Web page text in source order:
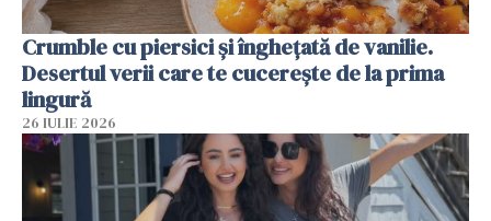
Crumble cu piersici și înghețată de vanilie.
Desertul verii care te cucerește de la prima
lingură
26 IULIE 2026